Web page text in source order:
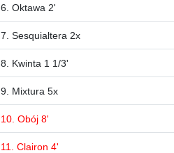
6. Oktawa 2'
7. Sesquialtera 2x
8. Kwinta 1 1/3'
9. Mixtura 5x
10. Obój 8'
11. Clairon 4'